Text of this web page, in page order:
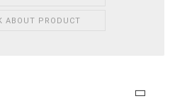
ABOUT PRODUCT